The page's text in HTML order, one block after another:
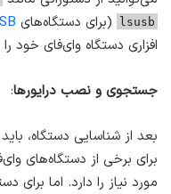
lsusb (برای دستگاه‌های
افزاری دستگاه وای‌فای خود را
جستجوی و نصب درایورها:
بعد از شناسایی دستگاه،
برای برخی از دستگاه‌های
مورد نیاز را دارد. اما